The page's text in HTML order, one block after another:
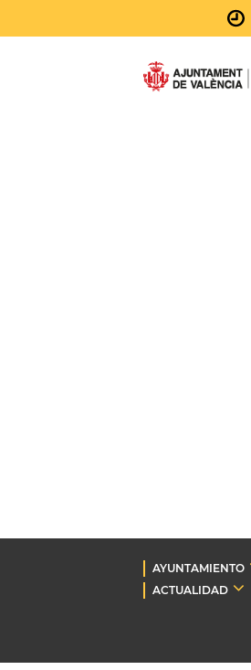
AYUNTAMIENTO
ACTUALIDAD